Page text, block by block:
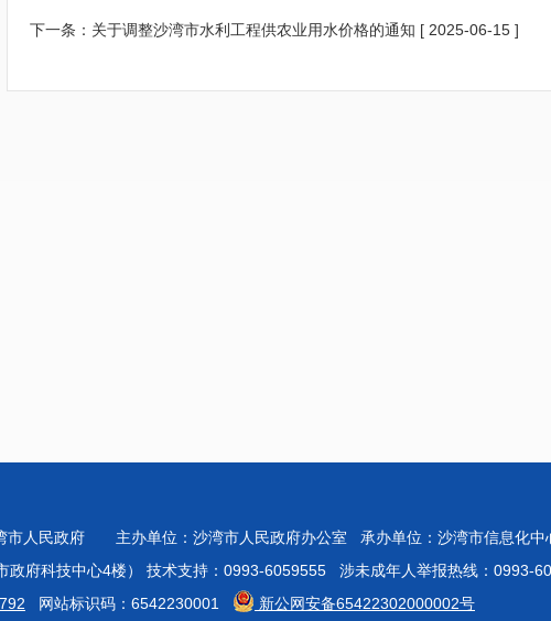
下一条： 关于调整沙湾市水利工程供农业用水价格的通知 [ 2025-06-15 ]
市人民政府 主办单位：沙湾市人民政府办公室 承办单位：沙湾市信息化
政府科技中心4楼） 技术支持：0993-6059555 涉未成年人举报热线：0993-
网站标识码：6542230001 新公网安备65422302000002号